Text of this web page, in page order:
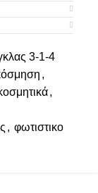
3-1-4
,
,
, φωτιστικο